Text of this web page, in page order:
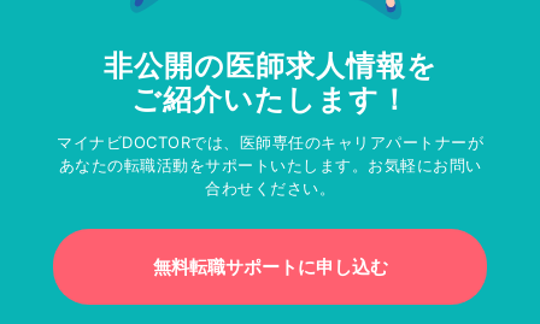
非公開の医師求人情報を
ご紹介いたします！
マイナビDOCTORでは、医師専任のキャリアパートナーが
あなたの転職活動をサポートいたします。お気軽にお問い
合わせください。
無料転職サポートに申し込む